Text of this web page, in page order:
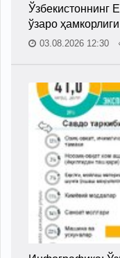
Ўзбекистоннинг
ўзаро ҳамкорлиги
03.08.2026 12:30